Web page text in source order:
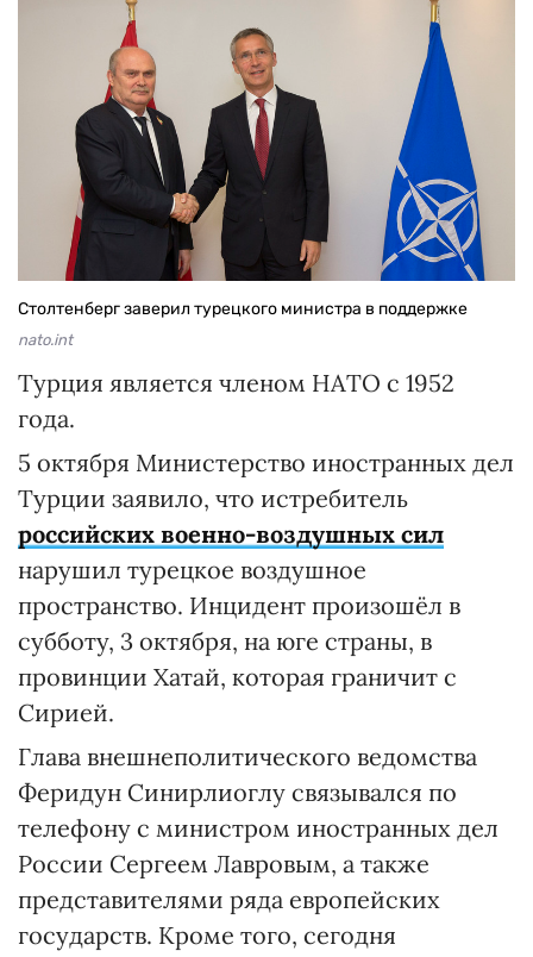
Столтенберг заверил турецкого министра в поддержке
nato.int
Турция является членом НАТО с 1952
года.
5 октября Министерство иностранных дел
Турции заявило, что истребитель
российских военно-воздушных сил
нарушил турецкое воздушное
пространство. Инцидент произошёл в
субботу, 3 октября, на юге страны, в
провинции Хатай, которая граничит с
Сирией.
Глава внешнеполитического ведомства
Феридун Синирлиоглу связывался по
телефону с министром иностранных дел
России Сергеем Лавровым, а также
представителями ряда европейских
государств. Кроме того, сегодня